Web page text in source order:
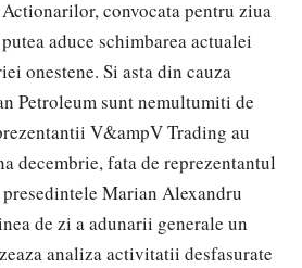
convocata pentru ziua
aduce schimbarea actualei
onestene. Si asta din cauza
Petroleum sunt nemultumiti de
V&ampV Trading au
decembrie, fata de reprezentantul
Marian Alexandru
de zi a adunarii generale un
analiza activitatii desfasurate